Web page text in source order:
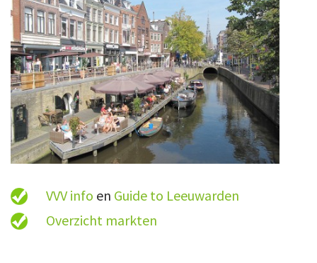
VVV info en Guide to Leeuwarden
Overzicht markten